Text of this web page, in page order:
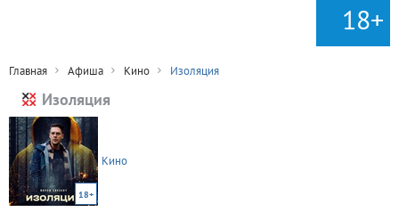
18+
Главная Афиша Кино Изоляция
Изоляция
18+
Кино